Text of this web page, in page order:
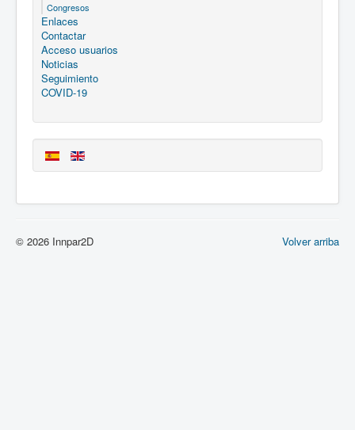
Congresos
Enlaces
Contactar
Acceso usuarios
Noticias
Seguimiento
COVID-19
Volver arriba
© 2026 Innpar2D